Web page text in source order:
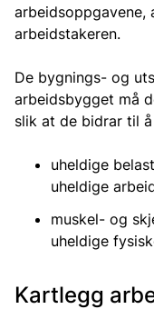
arbeidsoppgavene,
arbeidstakeren.
De bygnings- og
arbeidsbygget må
slik at de bidrar til
uheldige
uheldige
muskel- og
uheldige
Kartlegg